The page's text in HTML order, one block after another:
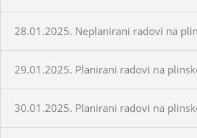
28.01.2025. Neplanirani radovi na
29.01.2025. Planirani radovi na
30.01.2025. Planirani radovi na